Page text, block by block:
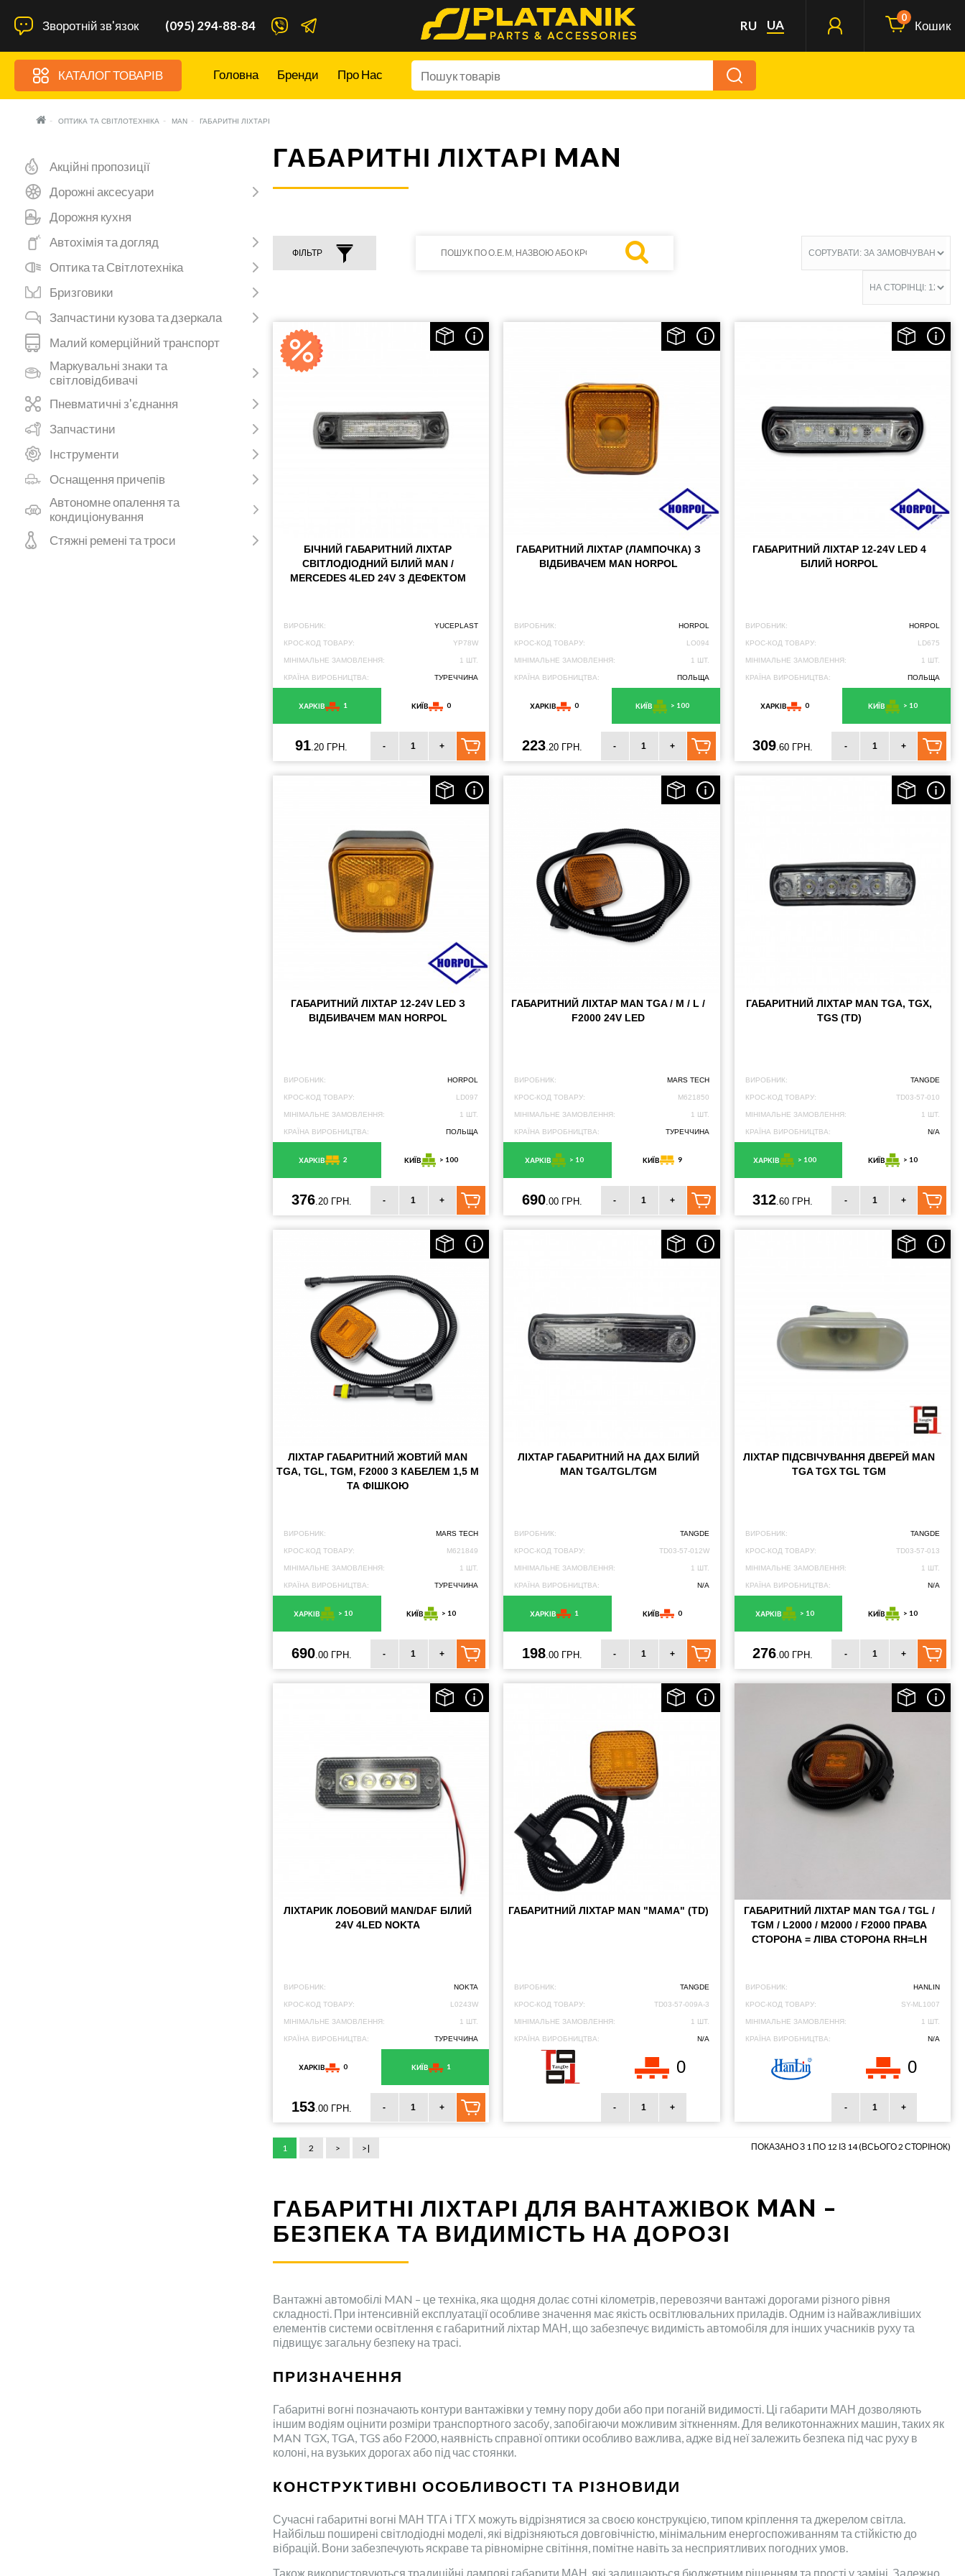
Зворотній зв'язок (095) 294-88-84 RU UA
0
Кошик
КАТАЛОГ ТОВАРІВ Головна Бренди Про Нас
Акційні пропозиції
Дорожні аксесуари
Дорожня кухня
Автохімія та догляд
Оптика та Світлотехніка
Бризговики
Запчастини кузова та дзеркала
Малий комерційний транспорт
Маркувальні знаки та
світловідбивачі
Пневматичні з'єднання
Запчастини
Інструменти
Оснащення причепів
Автономне опалення та
кондиціонування
Стяжні ремені та троси
ОПТИКА ТА СВІТЛОТЕХНІКА MAN ГАБАРИТНІ ЛІХТАРІ
ГАБАРИТНІ ЛІХТАРІ MAN
ФІЛЬТР
БІЧНИЙ ГАБАРИТНИЙ ЛІХТАР
СВІТЛОДІОДНИЙ БІЛИЙ MAN /
MERCEDES 4LED 24V З ДЕФЕКТОМ
ВИРОБНИК: YUCEPLAST
КРОС-КОД ТОВАРУ: YP78W
МІНІМАЛЬНЕ ЗАМОВЛЕННЯ: 1 ШТ.
КРАЇНА ВИРОБНИЦТВА: ТУРЕЧЧИНА
ХАРКІВ 1 КИЇВ 0
91.20 ГРН. - +
ГАБАРИТНИЙ ЛІХТАР (ЛАМПОЧКА) З
ВІДБИВАЧЕМ MAN HORPOL
ВИРОБНИК: HORPOL
КРОС-КОД ТОВАРУ: LO094
МІНІМАЛЬНЕ ЗАМОВЛЕННЯ: 1 ШТ.
КРАЇНА ВИРОБНИЦТВА: ПОЛЬЩА
ХАРКІВ 0 КИЇВ > 100
223.20 ГРН. - +
ГАБАРИТНИЙ ЛІХТАР 12-24V LED 4
БІЛИЙ HORPOL
ВИРОБНИК: HORPOL
КРОС-КОД ТОВАРУ: LD675
МІНІМАЛЬНЕ ЗАМОВЛЕННЯ: 1 ШТ.
КРАЇНА ВИРОБНИЦТВА: ПОЛЬЩА
ХАРКІВ 0 КИЇВ > 10
309.60 ГРН. - +
ГАБАРИТНИЙ ЛІХТАР 12-24V LED З
ВІДБИВАЧЕМ MAN HORPOL
ВИРОБНИК: HORPOL
КРОС-КОД ТОВАРУ: LD097
МІНІМАЛЬНЕ ЗАМОВЛЕННЯ: 1 ШТ.
КРАЇНА ВИРОБНИЦТВА: ПОЛЬЩА
ХАРКІВ 2 КИЇВ > 100
376.20 ГРН. - +
ГАБАРИТНИЙ ЛІХТАР MAN TGA / M / L /
F2000 24V LED
ВИРОБНИК: MARS TECH
КРОС-КОД ТОВАРУ: M621850
МІНІМАЛЬНЕ ЗАМОВЛЕННЯ: 1 ШТ.
КРАЇНА ВИРОБНИЦТВА: ТУРЕЧЧИНА
ХАРКІВ > 10 КИЇВ 9
690 .00 ГРН. - +
ГАБАРИТНИЙ ЛІХТАР MAN TGA, TGX,
TGS (TD)
ВИРОБНИК: TANGDE
КРОС-КОД ТОВАРУ: TD03-57-010
МІНІМАЛЬНЕ ЗАМОВЛЕННЯ: 1 ШТ.
КРАЇНА ВИРОБНИЦТВА: N/A
ХАРКІВ > 100 КИЇВ > 10
312 .60 ГРН. - +
ЛІХТАР ГАБАРИТНИЙ ЖОВТИЙ MAN
TGA, TGL, TGM, F2000 З КАБЕЛЕМ 1,5 М
ТА ФІШКОЮ
ВИРОБНИК: MARS TECH
КРОС-КОД ТОВАРУ: M621849
МІНІМАЛЬНЕ ЗАМОВЛЕННЯ: 1 ШТ.
КРАЇНА ВИРОБНИЦТВА: ТУРЕЧЧИНА
ХАРКІВ > 10 КИЇВ > 10
690.00 ГРН. - +
ЛІХТАР ГАБАРИТНИЙ НА ДАХ БІЛИЙ
MAN TGA/TGL/TGM
ВИРОБНИК: TANGDE
КРОС-КОД ТОВАРУ: TD03-57-012W
МІНІМАЛЬНЕ ЗАМОВЛЕННЯ: 1 ШТ.
КРАЇНА ВИРОБНИЦТВА: N/A
ХАРКІВ 1 КИЇВ 0
198 .00 ГРН. - +
ЛІХТАР ПІДСВІЧУВАННЯ ДВЕРЕЙ MAN
TGA TGX TGL TGM
ВИРОБНИК: TANGDE
КРОС-КОД ТОВАРУ: TD03-57-013
МІНІМАЛЬНЕ ЗАМОВЛЕННЯ: 1 ШТ.
КРАЇНА ВИРОБНИЦТВА: N/A
ХАРКІВ > 10 КИЇВ > 10
276 .00 ГРН. - +
ЛІХТАРИК ЛОБОВИЙ MAN/DAF БІЛИЙ
24V 4LED NOKTA
ВИРОБНИК: NOKTA
КРОС-КОД ТОВАРУ: L0243W
МІНІМАЛЬНЕ ЗАМОВЛЕННЯ: 1 ШТ.
КРАЇНА ВИРОБНИЦТВА: ТУРЕЧЧИНА
ХАРКІВ 0 КИЇВ 1
153.00 ГРН. - +
ГАБАРИТНИЙ ЛІХТАР MAN "МАМА" (TD)
ВИРОБНИК: TANGDE
КРОС-КОД ТОВАРУ: TD03-57-009A-3
МІНІМАЛЬНЕ ЗАМОВЛЕННЯ: 1 ШТ.
КРАЇНА ВИРОБНИЦТВА: N/A
0
- +
ГАБАРИТНИЙ ЛІХТАР MAN TGA / TGL /
TGM / L2000 / M2000 / F2000 ПРАВА
СТОРОНА = ЛІВА СТОРОНА RH=LH
ВИРОБНИК: HANLIN
КРОС-КОД ТОВАРУ: SY-ML1007
МІНІМАЛЬНЕ ЗАМОВЛЕННЯ: 1 ШТ.
КРАЇНА ВИРОБНИЦТВА: N/A
0
- +
1 2 > >| ПОКАЗАНО З 1 ПО 12 ІЗ 14 (ВСЬОГО 2 СТОРІНОК)
ГАБАРИТНІ ЛІХТАРІ ДЛЯ ВАНТАЖІВОК MAN –
БЕЗПЕКА ТА ВИДИМІСТЬ НА ДОРОЗІ
Вантажні автомобілі MAN – це техніка, яка щодня долає сотні кілометрів, перевозячи вантажі дорогами різного рівня
складності. При інтенсивній експлуатації особливе значення має якість освітлювальних приладів. Одним із найважливіших
елементів системи освітлення є габаритний ліхтар МАН, що забезпечує видимість автомобіля для інших учасників руху та
підвищує загальну безпеку на трасі.
ПРИЗНАЧЕННЯ
Габаритні вогні позначають контури вантажівки у темну пору доби або при поганій видимості. Ці габарити МАН дозволяють
іншим водіям оцінити розміри транспортного засобу, запобігаючи можливим зіткненням. Для великотоннажних машин, таких як
MAN TGX, TGA, TGS або F2000, наявність справної оптики особливо важлива, адже від неї залежить безпека під час руху в
колоні, на вузьких дорогах або під час стоянки.
КОНСТРУКТИВНІ ОСОБЛИВОСТІ ТА РІЗНОВИДИ
Сучасні габаритні вогні МАН ТГА і ТГХ можуть відрізнятися за своєю конструкцією, типом кріплення та джерелом світла.
Найбільш поширені світлодіодні моделі, які відрізняються довговічністю, мінімальним енергоспоживанням та стійкістю до
вібрацій. Вони забезпечують яскраве та рівномірне світіння, помітне навіть за несприятливих погодних умов.
Також використовуються традиційні лампові габарити МАН, які залишаються бюджетним рішенням та прості у заміні. Залежно